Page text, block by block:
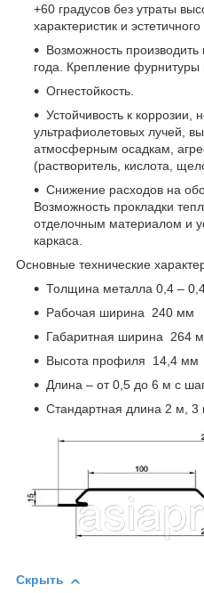
+60 градусов без утраты
характеристик и
Возможность
года. Крепление фурнитуры
Огнестойкость.
Устойчивость к коррозии,
ультрафиолетовых лучей,
атмосферным осадкам,
(растворитель, кислота,
Снижение расходов на
Возможность прокладки
отделочным материалом и
каркаса.
Основные технические
Толщина металла 0,4 –
Рабочая ширина 240 мм
Габаритная ширина 264
Высота профиля 14,4 мм
Длина – от 0,5 до 6 м с
Стандартная длина 2 м, 3
Скрыть